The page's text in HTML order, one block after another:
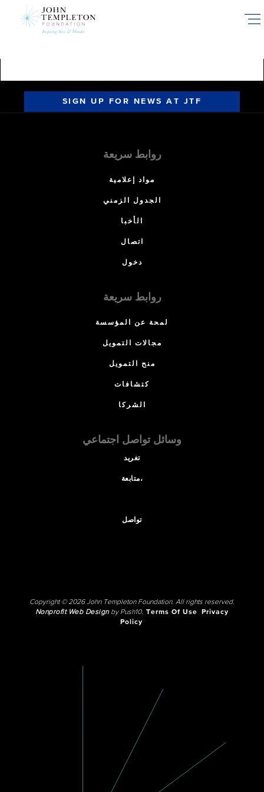
SIGN UP FOR NEWS AT JTF
روابط سريعة
مواد إعلامية
الجدول الزمني
الأخبا
اتصال
دخول
روابط سريعة
لمحة عن المؤسسة
مجالات التمويل
منح التمويل
كتشافات
الشركا
وسائل تواصل اجتماعي
تغريد
متابعة،
تواصل
Copyright © 2026 John Templeton Foundation. All rights reserved.
Nonprofit Web Designby Push10. Terms Of Use
Privacy
Policy